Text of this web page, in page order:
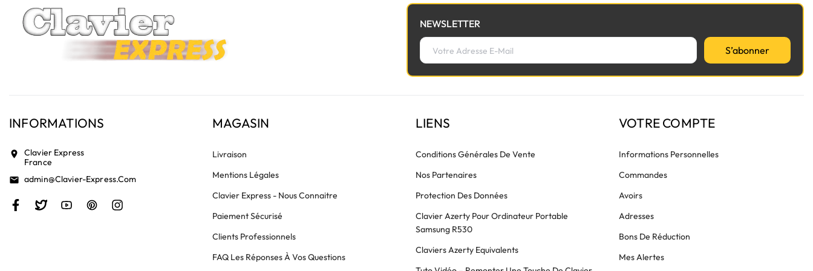
NEWSLETTER
S’abonner
INFORMATIONS
location_on
Clavier Express
France
email Admin@clavier-Express.com
MAGASIN
Livraison
Mentions Légales
Clavier Express - Nous Connaitre
Paiement Sécurisé
Clients Professionnels
FAQ Les Réponses À Vos Questions
LIENS
Conditions Générales De Vente
Nos Partenaires
Protection Des Données
Clavier Azerty Pour Ordinateur Portable
Samsung R530
Claviers Azerty Equivalents
VOTRE COMPTE
Informations Personnelles
Commandes
Avoirs
Adresses
Bons De Réduction
Mes Alertes